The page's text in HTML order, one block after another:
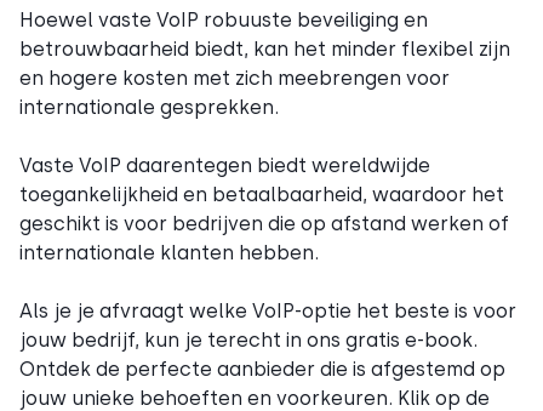
Hoewel vaste VoIP robuuste beveiliging en
betrouwbaarheid biedt, kan het minder flexibel zijn
en hogere kosten met zich meebrengen voor
internationale gesprekken.
Vaste VoIP daarentegen biedt wereldwijde
toegankelijkheid en betaalbaarheid, waardoor het
geschikt is voor bedrijven die op afstand werken of
internationale klanten hebben.
Als je je afvraagt welke VoIP-optie het beste is voor
jouw bedrijf, kun je terecht in ons gratis e-book.
Ontdek de perfecte aanbieder die is afgestemd op
jouw unieke behoeften en voorkeuren. Klik op de